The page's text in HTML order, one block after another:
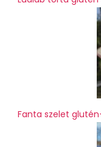
Fanta szelet